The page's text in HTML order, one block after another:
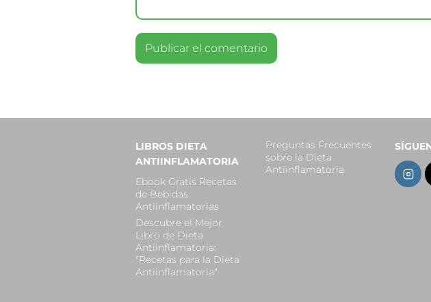
LIBROS DIETA
ANTIINFLAMATORIA
Ebook Gratis Recetas
de Bebidas
Antiinflamatorias
Descubre el Mejor
Libro de Dieta
Antiinflamatoria:
"Recetas para la Dieta
Antiinflamatoria"
Preguntas Frecuentes
sobre la Dieta
Antiinflamatoria